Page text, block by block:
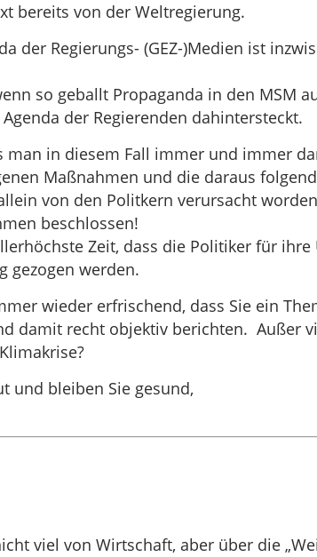
bereits von der Weltregierung.
der Regierungs- (GEZ-)Medien ist
so geballt Propaganda in den MSM
der Regierenden dahintersteckt.
man in diesem Fall immer und immer
Maßnahmen und die daraus
von den Politkern verursacht
beschlossen!
Zeit, dass die Politiker für ihre
gezogen werden.
wieder erfrischend, dass Sie ein
damit recht objektiv berichten. Außer
und bleiben Sie gesund,
viel von Wirtschaft, aber über die